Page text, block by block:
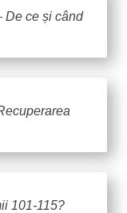
De ce și când
101-115?